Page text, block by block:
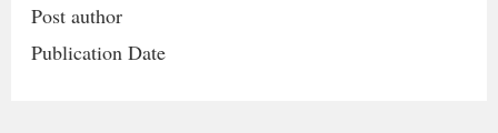
Post author
Publication Date